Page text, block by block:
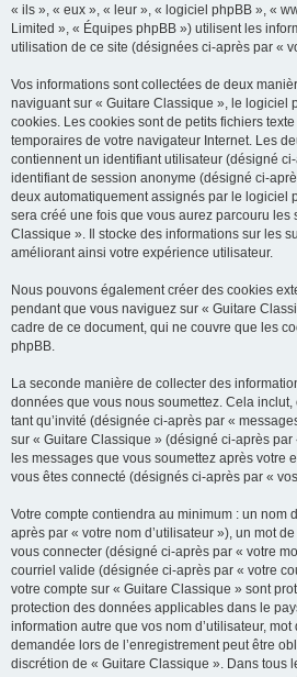
« ils », « eux », « leur », « logiciel phpBB », «
Limited », « Équipes phpBB ») utilisent les
utilisation de ce site (désignées ci-après par «
Vos informations sont collectées de deux
naviguant sur « Guitare Classique », le logiciel
cookies. Les cookies sont de petits fichiers
temporaires de votre navigateur Internet. Les
contiennent un identifiant utilisateur (désigné
identifiant de session anonyme (désigné ci-
deux automatiquement assignés par le logiciel
sera créé une fois que vous aurez parcouru les
Classique ». Il stocke des informations sur les
améliorant ainsi votre expérience utilisateur.
Nous pouvons également créer des cookies
pendant que vous naviguez sur « Guitare
cadre de ce document, qui ne couvre que les
phpBB.
La seconde manière de collecter des
données que vous nous soumettez. Cela
tant qu’invité (désignée ci-après par «
sur « Guitare Classique » (désigné ci-après par
les messages que vous soumettez après votre
vous êtes connecté (désignés ci-après par «
Votre compte contiendra au minimum : un nom
après par « votre nom d’utilisateur »), un mot
vous connecter (désigné ci-après par « votre
courriel valide (désignée ci-après par « votre
votre compte sur « Guitare Classique » sont
protection des données applicables dans le
information autre que vos nom d’utilisateur,
demandée lors de l’enregistrement peut être
discrétion de « Guitare Classique ». Dans tous